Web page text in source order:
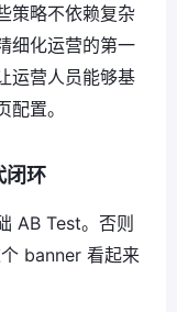
策略不依赖复杂
细化运营的第一
运营人员能够基
置。
闭环
AB Test。否则
banner 看起来